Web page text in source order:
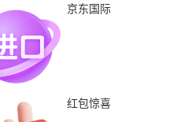
京东国际
红包惊喜